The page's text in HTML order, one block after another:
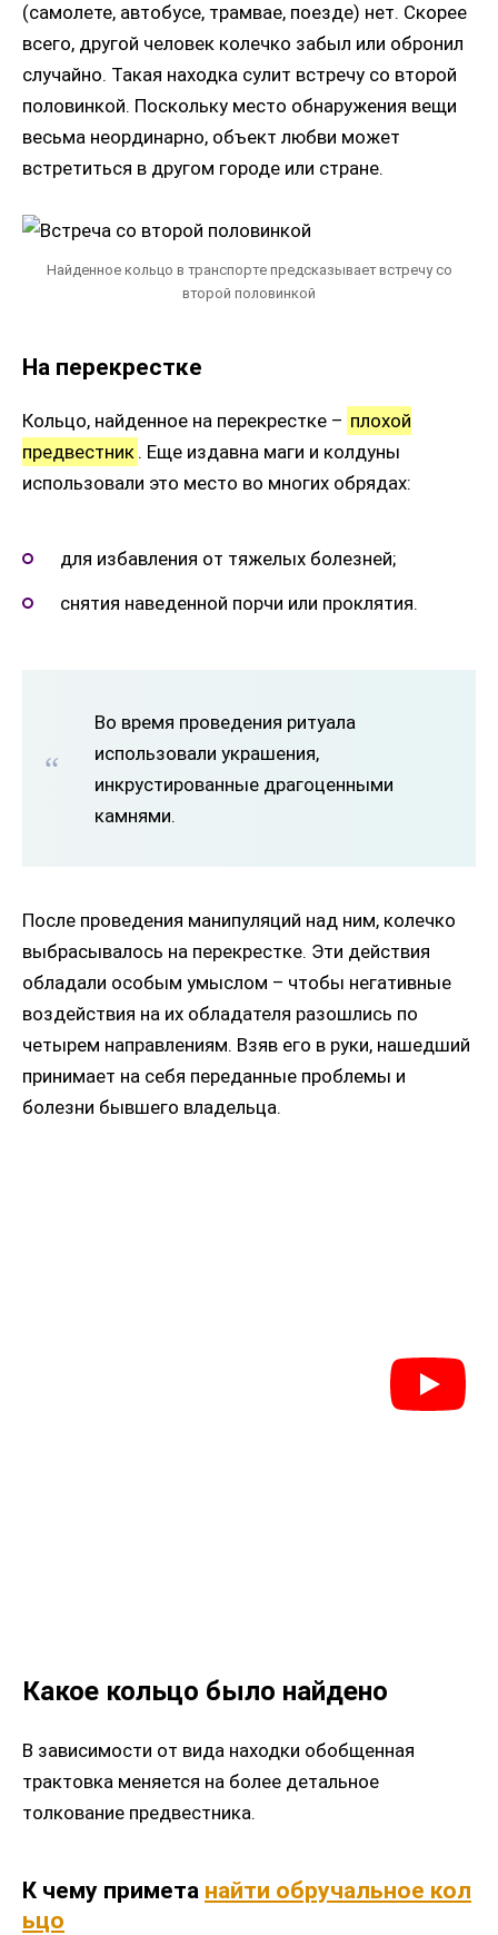
(самолете, автобусе, трамвае, поезде) нет. Скорее
всего, другой человек колечко забыл или обронил
случайно. Такая находка сулит встречу со второй
половинкой. Поскольку место обнаружения вещи
весьма неординарно, объект любви может
встретиться в другом городе или стране.
Найденное кольцо в транспорте предсказывает встречу со
второй половинкой
На перекрестке
Кольцо, найденное на перекрестке – плохой
предвестник . Еще издавна маги и колдуны
использовали это место во многих обрядах:
для избавления от тяжелых болезней;
снятия наведенной порчи или проклятия.
Во время проведения ритуала
использовали украшения,
инкрустированные драгоценными
камнями.
После проведения манипуляций над ним, колечко
выбрасывалось на перекрестке. Эти действия
обладали особым умыслом – чтобы негативные
воздействия на их обладателя разошлись по
четырем направлениям. Взяв его в руки, нашедший
принимает на себя переданные проблемы и
болезни бывшего владельца.
Какое кольцо было найдено
В зависимости от вида находки обобщенная
трактовка меняется на более детальное
толкование предвестника.
К чему примета найти обручальное кол
ьцо